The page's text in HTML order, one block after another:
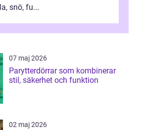
snö, fu...
07 maj 2026
Parytterdörrar som kombinerar
stil, säkerhet och funktion
02 maj 2026